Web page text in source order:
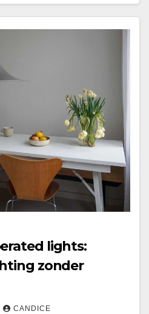
lights:
zonder
CANDICE